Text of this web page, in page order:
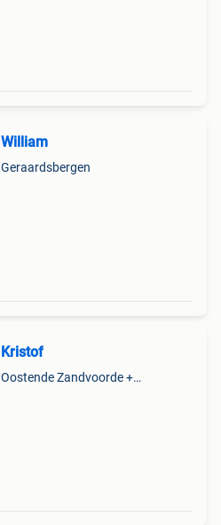
William
Geraardsbergen
Kristof
Oostende Zandvoorde +Oostende